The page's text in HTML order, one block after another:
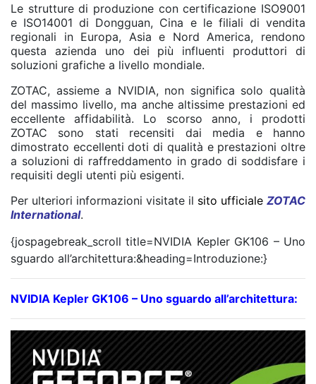
Le strutture di produzione con certificazione ISO9001
e ISO14001 di Dongguan, Cina e le filiali di vendita
regionali in Europa, Asia e Nord America, rendono
questa azienda uno dei più influenti produttori di
soluzioni grafiche a livello mondiale.
ZOTAC, assieme a NVIDIA, non significa solo qualità
del massimo livello, ma anche altissime prestazioni ed
eccellente affidabilità. Lo scorso anno, i prodotti
ZOTAC sono stati recensiti dai media e hanno
dimostrato eccellenti doti di qualità e prestazioni oltre
a soluzioni di raffreddamento in grado di soddisfare i
requisiti degli utenti più esigenti.
Per ulteriori informazioni visitate il sito ufficiale ZOTAC
International.
{jospagebreak_scroll title=NVIDIA Kepler GK106 – Uno
sguardo all’architettura:&heading=Introduzione:}
NVIDIA Kepler GK106 – Uno sguardo all’architettura: